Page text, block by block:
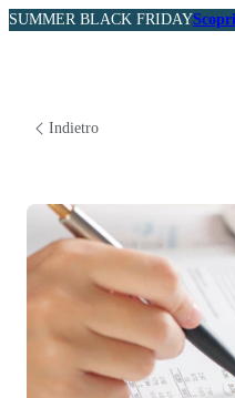
SUMMER BLACK FRIDAY
Indietro